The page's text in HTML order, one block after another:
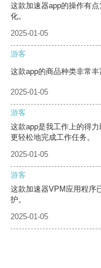
这款加速器app的操作有
化。
2025-01-05
游客
这款app的商品种类非常丰
2025-01-05
游客
这款app是我工作上的得
更轻松地完成工作任务。
2025-01-05
游客
这款加速器VPM应用程序
护。
2025-01-05